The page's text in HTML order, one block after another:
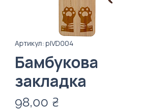
Артикул: plVD004
Бамбукова
закладка
98,00 ₴